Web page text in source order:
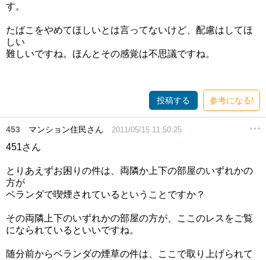
す。
たばこをやめてほしいとは言ってないけど、配慮はしてほ
しい
難しいですね。ほんとその感覚は不思議ですね。
投稿する 参考になる!
453 マンション住民さん 2011/05/15 11:50:25
451さん
とりあえずお困りの件は、両隣か上下の部屋のいずれかの
方が
ベランダで喫煙されているということですか？
その両隣上下のいずれかの部屋の方が、ここのレスをご覧
になられているといいですね。
随分前からベランダの煙草の件は、ここで取り上げられて